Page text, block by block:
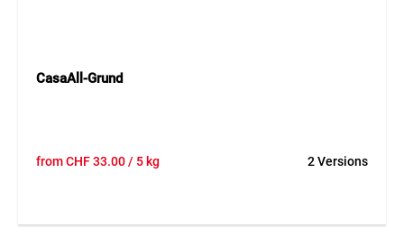
CasaAll-Grund
fromCHF33.00/ 5 kg 2 Versions